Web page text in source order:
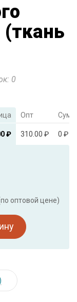
(ткань
0
Опт
₽ 310.00 ₽ 0 ₽
оптовой цене)